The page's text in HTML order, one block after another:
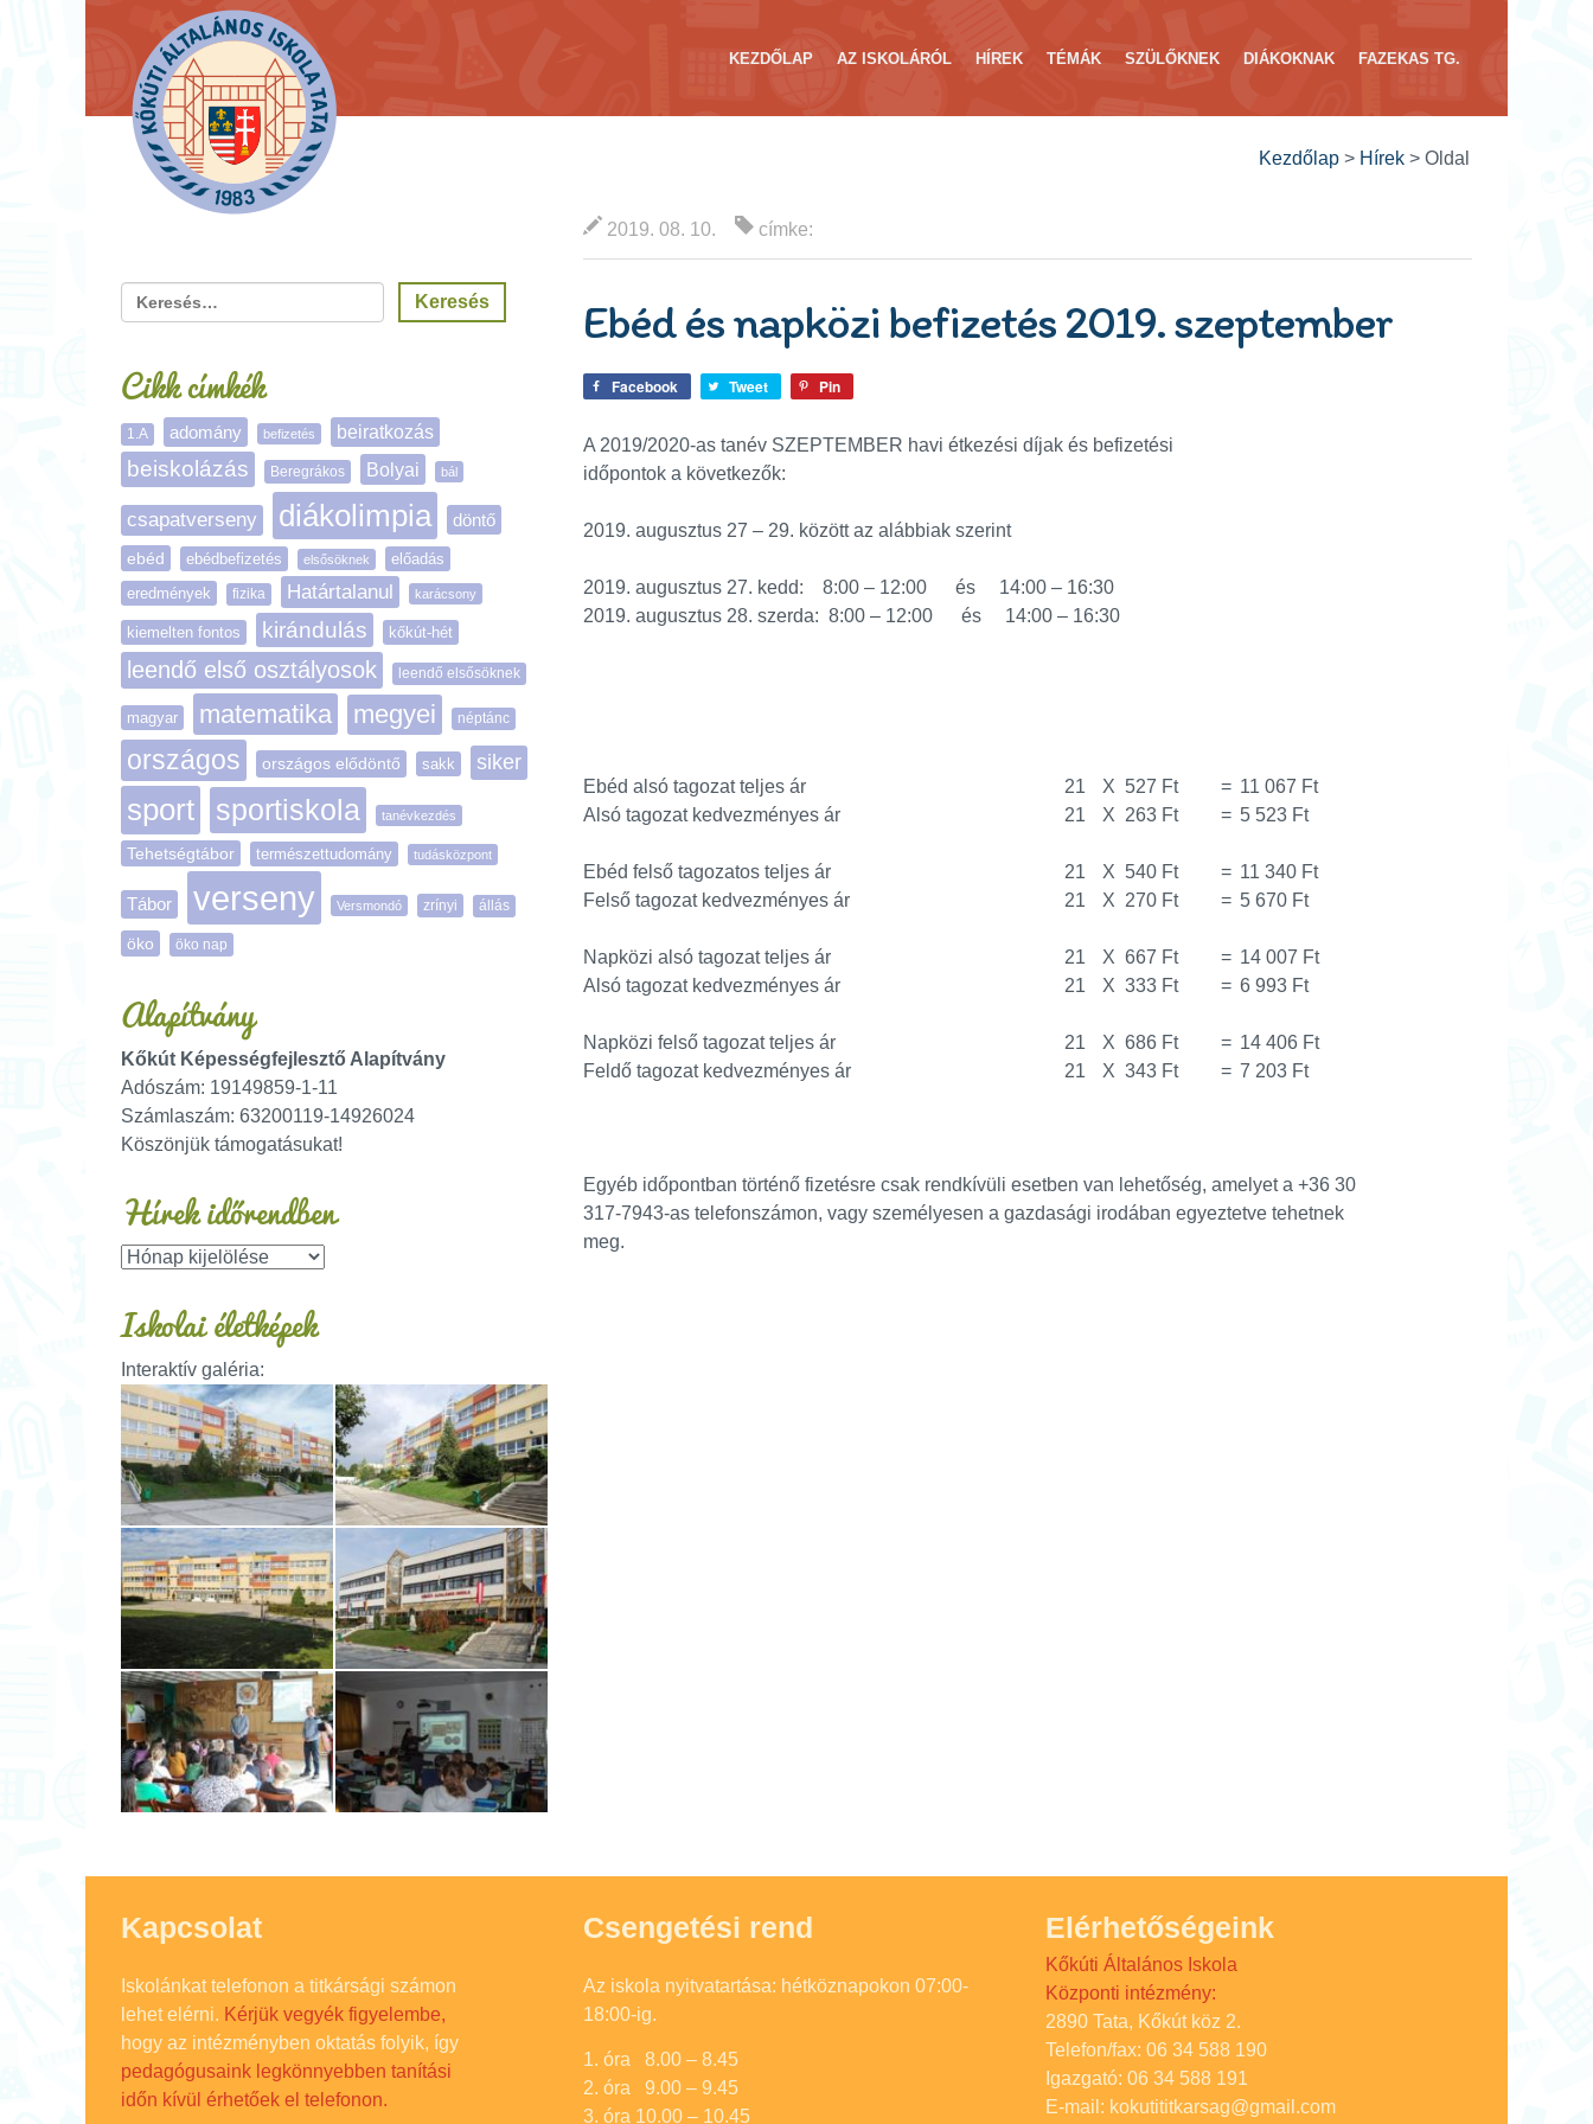
KEZDŐLAP AZ ISKOLÁRÓL HÍREK TÉMÁK SZÜLŐKNEK DIÁKOKNAK FAZEKAS TG.
Kezdőlap > Hírek > Oldal
2019. 08. 10. címke:
Ebéd és napközi befizetés 2019. szeptember
Facebook Tweet Pin
A 2019/2020-as tanév SZEPTEMBER havi étkezési díjak és befizetési
időpontok a következők:
2019. augusztus 27 – 29. között az alábbiak szerint
2019. augusztus 27. kedd: 8:00 – 12:00 és 14:00 – 16:30
2019. augusztus 28. szerda: 8:00 – 12:00 és 14:00 – 16:30
Ebéd alsó tagozat teljes ár 21 X 527 Ft = 11 067 Ft
Alsó tagozat kedvezményes ár
21 X 263 Ft = 5 523 Ft
Ebéd felső tagozatos teljes ár 21 X 540 Ft = 11 340 Ft
Felső tagozat kedvezményes ár
21 X 270 Ft = 5 670 Ft
Napközi alsó tagozat teljes ár 21 X 667 Ft = 14 007 Ft
Alsó tagozat kedvezményes ár
21 X 333 Ft = 6 993 Ft
Napközi felső tagozat teljes ár 21 X 686 Ft = 14 406 Ft
Feldő tagozat kedvezményes ár
21 X 343 Ft = 7 203 Ft
Egyéb időpontban történő fizetésre csak rendkívüli esetben van lehetőség, amelyet a +36 30
317-7943-as telefonszámon, vagy személyesen a gazdasági irodában egyeztetve tehetnek
meg.
Cikk címkék
1.A adomány befizetés beiratkozás
beiskolázás Beregrákos Bolyai bál
csapatverseny diákolimpia döntő
ebéd ebédbefizetés elsősöknek
előadás
eredmények
fizika Határtalanul karácsony
kiemelten fontos kirándulás kőkút-hét
leendő első osztályosok leendő elsősöknek
magyar matematika megyei néptánc
országos országos elődöntő sakk siker
sport sportiskola tanévkezdés
Tehetségtábor természettudomány tudásközpont
Tábor verseny Versmondó zrínyi állás
öko öko nap
Alapítvány
Kőkút Képességfejlesztő Alapítvány
Adószám: 19149859-1-11
Számlaszám: 63200119-14926024
Köszönjük támogatásukat!
Hírek időrendben
Iskolai életképek
Interaktív galéria:
Kapcsolat
Iskolánkat telefonon a titkársági számon
lehet elérni. Kérjük vegyék figyelembe,
hogy az intézményben oktatás folyik, így
pedagógusaink legkönnyebben tanítási
időn kívül érhetőek el telefonon.
Csengetési rend
Az iskola nyitvatartása: hétköznapokon 07:00-
18:00-ig.
1. óra 8.00 – 8.45
2. óra 9.00 – 9.45
3. óra 10.00 – 10.45
Elérhetőségeink
Kőkúti Általános Iskola
Központi intézmény:
2890 Tata, Kőkút köz 2.
Telefon/fax: 06 34 588 190
Igazgató: 06 34 588 191
E-mail: kokutititkarsag@gmail.com